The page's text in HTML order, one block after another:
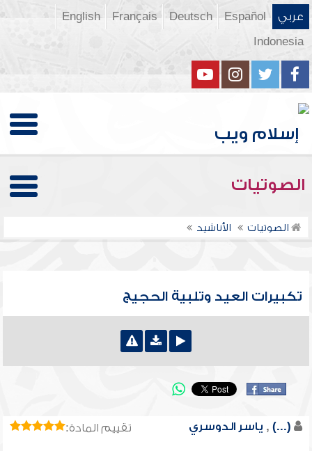
عربي Español
Deutsch
Français
English
Indonesia
الصوتيات
الصوتيات الأناشيد
تكبيرات العيد وتلبية الحجيج
تقييم المادة: (...)
, ياسر الدوسري